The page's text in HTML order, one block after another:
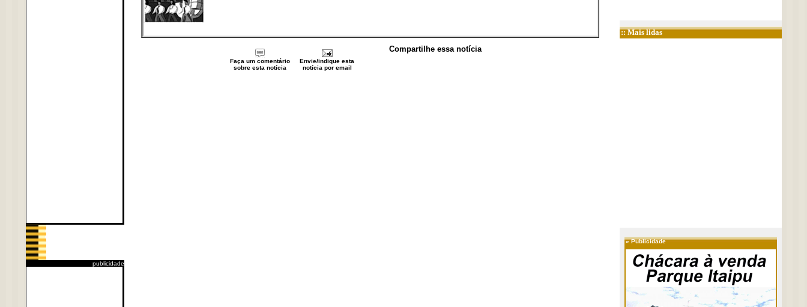
publicidade
Compartilhe essa notícia
Faça um comentário
sobre esta notícia
Envie/indique esta
notícia por email
:: Mais lidas
»Publicidade